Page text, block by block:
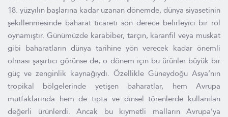
18. yüzyılın başlarına kadar uzanan dönemde, dünya siyasetinin
şekillenmesinde baharat ticareti son derece belirleyici bir rol
oynamıştır. Günümüzde karabiber, tarçın, karanfil veya muskat
gibi baharatların dünya tarihine yön verecek kadar önemli
olması şaşırtıcı görünse de, o dönem için bu ürünler büyük bir
güç ve zenginlik kaynağıydı. Özellikle Güneydoğu Asya’nın
tropikal bölgelerinde yetişen baharatlar, hem Avrupa
mutfaklarında hem de tıpta ve dinsel törenlerde kullanılan
değerli ürünlerdi. Ancak bu kıymetli malların Avrupa’ya